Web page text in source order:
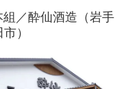
／酔仙酒造（岩手
）